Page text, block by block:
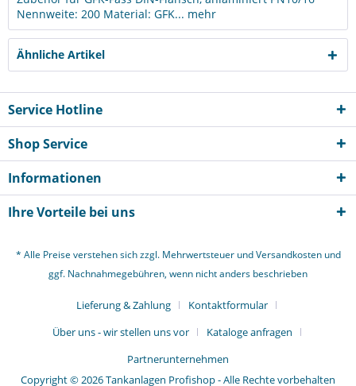
Nennweite: 200 Material: GFK... mehr
Ähnliche Artikel
Service Hotline
Shop Service
Informationen
Ihre Vorteile bei uns
* Alle Preise verstehen sich zzgl. Mehrwertsteuer undVersandkostenund
ggf. Nachnahmegebühren, wenn nicht anders beschrieben
Lieferung & Zahlung
Kontaktformular
Über uns - wir stellen uns vor
Kataloge anfragen
Partnerunternehmen
Copyright © 2026 Tankanlagen Profishop - Alle Rechte vorbehalten